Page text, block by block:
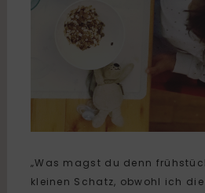
„Was magst du denn
kleinen Schatz, obwohl ich